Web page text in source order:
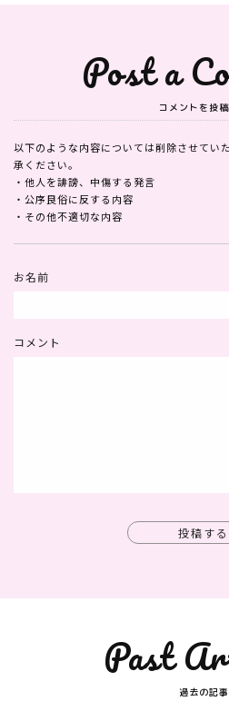
Post a
コメントを投
以下のような内容については削除させてい
承ください。
・他人を誹謗、中傷する発言
・公序良俗に反する内容
・その他不適切な内容
お名前
コメント
投稿する
Past
過去の記事